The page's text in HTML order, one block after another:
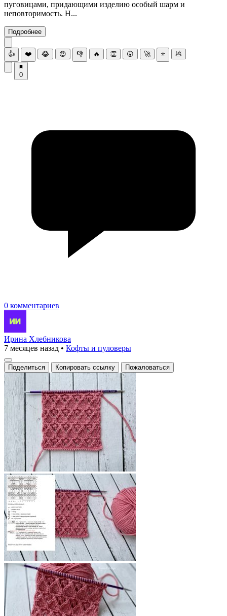
пуговицами, придающими изделию особый шарм и
неповторимость. Н...
Подробнее
👍 ❤️ 😂 😍 👎 🔥 👏 😮 🚀 ⭐ 💩
0
0 комментариев
Ирина Хлебникова
7 месяцев назад • Кофты и пуловеры
Поделиться Копировать ссылку Пожаловаться